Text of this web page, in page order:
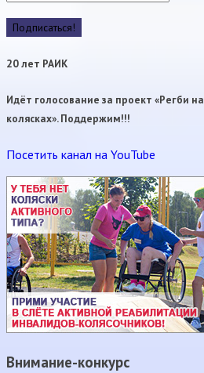
20 лет РАИК
Идёт голосование за проект «Регби на
колясках». Поддержим!!!
Посетить канал на YouTube
Внимание-конкурс